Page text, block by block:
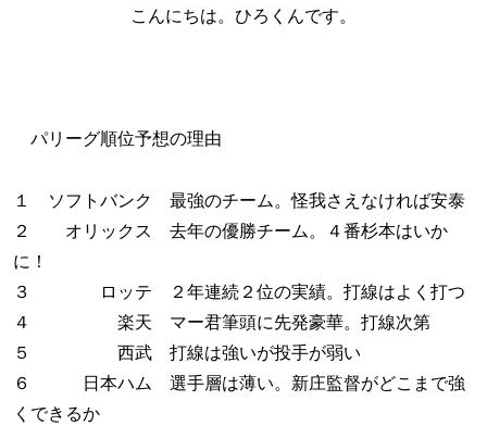
こんにちは。ひろくんです。
パリーグ順位予想の理由
１ ソフトバンク 最強のチーム。怪我さえなければ安泰
２ オリックス 去年の優勝チーム。４番杉本はいか
に！
３ ロッテ ２年連続２位の実績。打線はよく打つ
４ 楽天 マー君筆頭に先発豪華。打線次第
５ 西武 打線は強いが投手が弱い
６ 日本ハム 選手層は薄い。新庄監督がどこまで強
くできるか